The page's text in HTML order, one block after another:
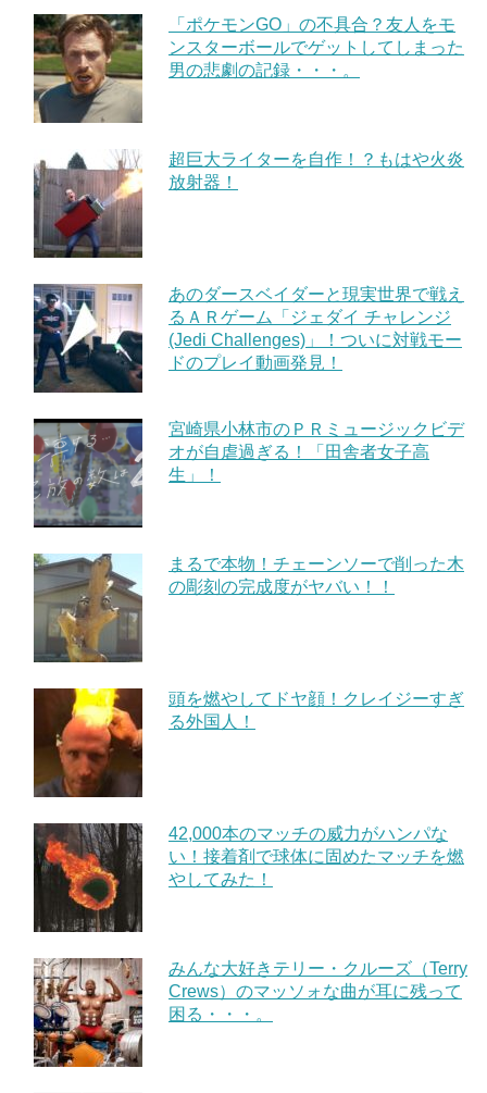
「ポケモンGO」の不具合？友人をモ
ンスターボールでゲットしてしまった
男の悲劇の記録・・・。
超巨大ライターを自作！？もはや火炎
放射器！
あのダースベイダーと現実世界で戦え
るＡＲゲーム「ジェダイ チャレンジ
(Jedi Challenges)」！ついに対戦モー
ドのプレイ動画発見！
宮崎県小林市のＰＲミュージックビデ
オが自虐過ぎる！「田舎者女子高
生」！
まるで本物！チェーンソーで削った木
の彫刻の完成度がヤバい！！
頭を燃やしてドヤ顔！クレイジーすぎ
る外国人！
42,000本のマッチの威力がハンパな
い！接着剤で球体に固めたマッチを燃
やしてみた！
みんな大好きテリー・クルーズ（Terry
Crews）のマッソォな曲が耳に残って
困る・・・。